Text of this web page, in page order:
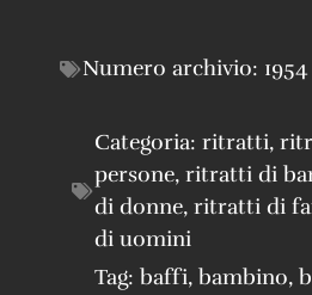
Numero archivio: 1954
Categoria: ritratti,
persone, ritratti di
di donne, ritratti di
di uomini
Tag: baffi, bambino,